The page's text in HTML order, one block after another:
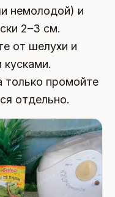
немолодой) и
2–3 см.
от шелухи и
только промойте
отдельно.